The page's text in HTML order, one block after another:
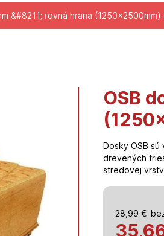
&#8211; rovná hrana
OSB
Dosky OSB
drevených
stredovej
28,99 €